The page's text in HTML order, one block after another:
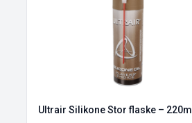
Ultrair Silikone Stor flaske – 220ml